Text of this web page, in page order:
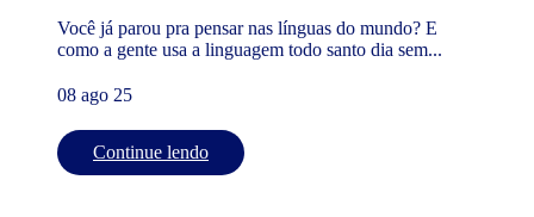
Você já parou pra pensar nas línguas do mundo? E
como a gente usa a linguagem todo santo dia sem...
08 ago 25
Continue lendo